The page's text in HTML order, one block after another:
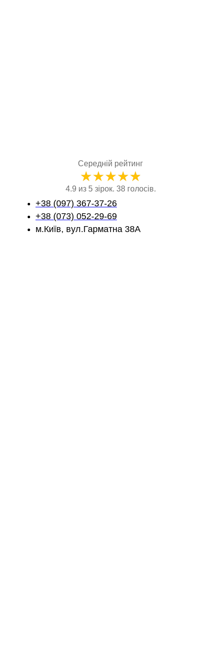
Середній рейтинг
★★★★★
4.9 из 5 зірок. 38 голосів.
+38 (097) 367-37-26
+38 (073) 052-29-69
м.Київ, вул.Гарматна 38А